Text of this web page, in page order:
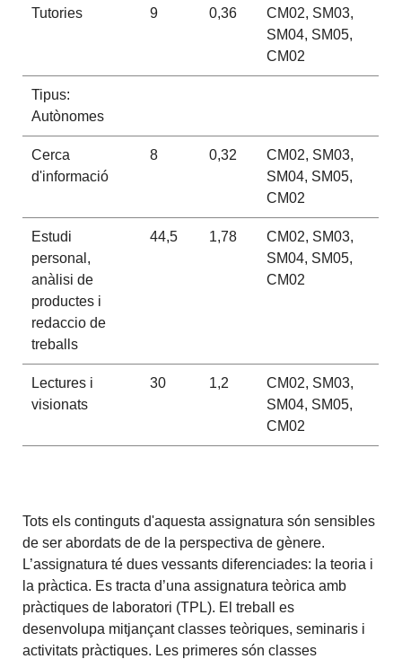
Tutories 9 0,36
CM02, SM03,
SM04, SM05,
CM02
Tipus:
Autònomes
Cerca
d'informació
8 0,32
CM02, SM03,
SM04, SM05,
CM02
Estudi
personal,
anàlisi de
productes i
redaccio de
treballs
44,5 1,78
CM02, SM03,
SM04, SM05,
CM02
Lectures i
visionats
30 1,2
CM02, SM03,
SM04, SM05,
CM02
Tots els continguts d'aquesta assignatura són sensibles
de ser abordats de de la perspectiva de gènere.
L’assignatura té dues vessants diferenciades: la teoria i
la pràctica. Es tracta d’una assignatura teòrica amb
pràctiques de laboratori (TPL). El treball es
desenvolupa mitjançant classes teòriques, seminaris i
activitats pràctiques. Les primeres són classes